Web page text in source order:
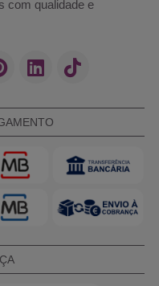
com qualidade e